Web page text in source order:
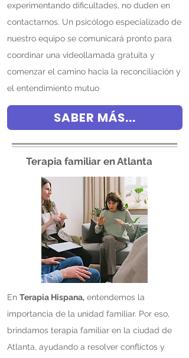
experimentando dificultades, no duden en
contactarnos. Un psicólogo especializado de
nuestro equipo se comunicará pronto para
coordinar una videollamada gratuita y
comenzar el camino hacia la reconciliación y
el entendimiento mutuo
SABER MÁS...
Terapia familiar en Atlanta
En Terapia Hispana, entendemos la
importancia de la unidad familiar. Por eso,
brindamos terapia familiar en la ciudad de
Atlanta, ayudando a resolver conflictos y